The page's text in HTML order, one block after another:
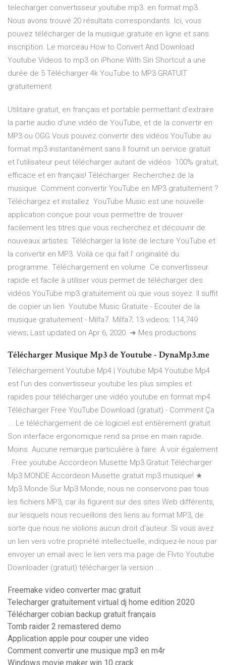
telecharger convertisseur youtube mp3. en format mp3.
Nous avons trouvé 20 résultats correspondants. Ici, vous
pouvez télécharger de la musique gratuite en ligne et sans
inscription. Le morceau How to Convert And Download
Youtube Videos to mp3 on iPhone With Siri Shortcut a une
durée de 5 Télécharger 4k YouTube to MP3 GRATUIT
gratuitement
Utilitaire gratuit, en français et portable permettant d'extraire
la partie audio d'une vidéo de YouTube, et de la convertir en
MP3 ou OGG Vous pouvez convertir des vidéos YouTube au
format mp3 instantanément sans Il fournit un service gratuit
et l'utilisateur peut télécharger autant de vidéos 100% gratuit,
efficace et en français! Télécharger. Recherchez de la
musique. Comment convertir YouTube en MP3 gratuitement ?
Téléchargez et installez YouTube Music est une nouvelle
application conçue pour vous permettre de trouver
facilement les titres que vous recherchez et découvrir de
nouveaux artistes. Télécharger la liste de lecture YouTube et
la convertir en MP3. Voilà ce qui fait l' originalité du
programme. Téléchargement en volume Ce convertisseur
rapide et facile à utiliser vous permet de télécharger des
vidéos YouTube mp3 gratuitement où que vous soyez. Il suffit
de copier un lien Youtube Music Gratuite - Ecouter de la
musique gratuitement - Milfa7. Milfa7; 13 videos; 114,749
views; Last updated on Apr 6, 2020. ➜ Mes productions
Télécharger Musique Mp3 de Youtube - DynaMp3.me
Téléchargement Youtube Mp4 | Youtube Mp4 Youtube Mp4
est l'un des convertisseur youtube les plus simples et
rapides pour télécharger une vidéo youtube en format mp4.
Télécharger Free YouTube Download (gratuit) - Comment Ça
... Le téléchargement de ce logiciel est entièrement gratuit.
Son interface ergonomique rend sa prise en main rapide.
Moins. Aucune remarque particulière à faire. A voir également
. Free youtube Accordeon Musette Mp3 Gratuit Télécharger
Mp3 MONDE Accordeon Musette gratuit mp3 musique! ★
Mp3 Monde Sur Mp3 Monde, nous ne conservons pas tous
les fichiers MP3, car ils figurent sur des sites Web différents,
sur lesquels nous recueillons des liens au format MP3, de
sorte que nous ne violions aucun droit d'auteur. Si vous avez
un lien vers votre propriété intellectuelle, indiquez-le nous par
envoyer un email avec le lien vers ma page de Flvto Youtube
Downloader (gratuit) télécharger la version ...
Freemake video converter mac gratuit
Telecharger gratuitement virtual dj home edition 2020
Télécharger cobian backup gratuit français
Tomb raider 2 remastered demo
Application apple pour couper une video
Comment convertir une musique mp3 en m4r
Windows movie maker win 10 crack